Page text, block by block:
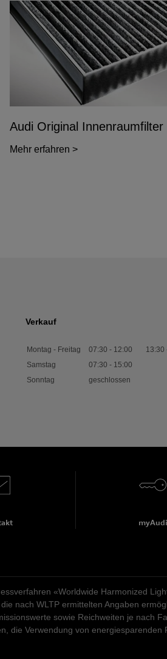
Audi Original Innenraumfilter
Mehr erfahren >
Verkauf
Montag - Freitag 07:30 - 12:00 13:30
Samstag
07:30 - 15:00
Sonntag
geschlossen
myAudi
«Worldwide Harmonized
nach WLTP ermittelten Angaben
sowie Reichweiten je nach
die Verwendung von